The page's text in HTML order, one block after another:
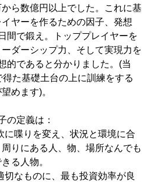
ら数億円以上でした。これに基
ヤーを作るための因子、発想
間で鍛え。トッププレイヤーを
ダーシップ力、そして実現力を
的であると分かりました。(当
た基礎土台の上に訓練をする
めます)。
の定義は：
に喋りを変え、状況と環境に合
りにある人、物、場所なんでも
る人物。
なものに、最も投資効率が良